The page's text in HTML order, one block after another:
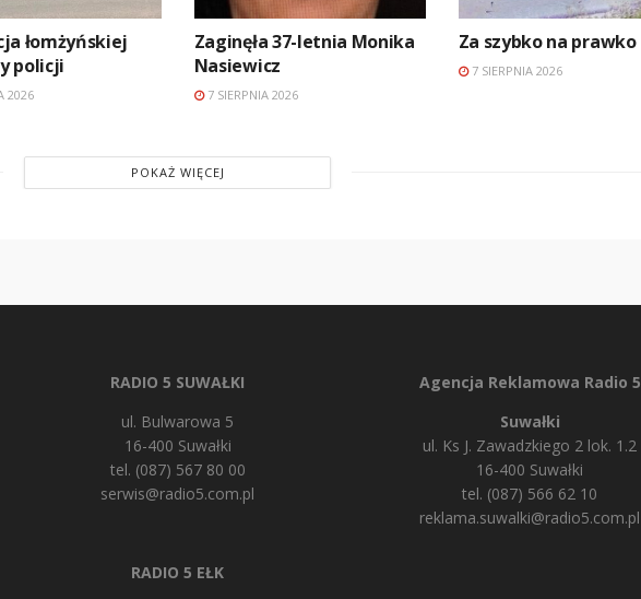
łomżyńskiej
policji
2026
Zaginęła 37-letnia Monika
Nasiewicz
7 SIERPNIA 2026
Za szybko na prawko
7 SIERPNIA 2026
POKAŻ WIĘCEJ
RADIO 5 SUWAŁKI
ul. Bulwarowa 5
16-400 Suwałki
tel. (087) 567 80 00
serwis@radio5.com.pl
RADIO 5 EŁK
Agencja Reklamowa Radio 5
Suwałki
ul. Ks J. Zawadzkiego 2 lok. 1.2
16-400 Suwałki
tel. (087) 566 62 10
reklama.suwalki@radio5.com.pl